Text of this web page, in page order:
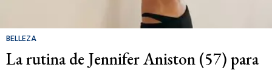
BELLEZA
La rutina de Jennifer Aniston (57) para